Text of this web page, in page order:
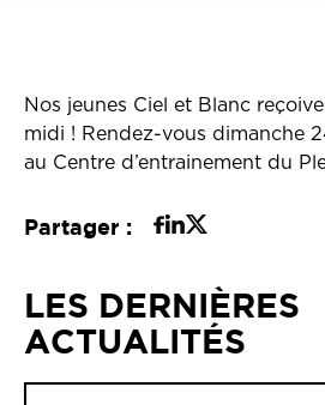
Nos jeunes Ciel et Blanc
midi ! Rendez-vous dimanche
au Centre d’entrainement du
Partager :
LES DERNIÈRES
ACTUALITÉS